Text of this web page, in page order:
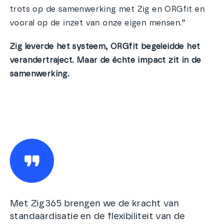
trots op de samenwerking met Zig en ORGfit en
vooral op de inzet van onze eigen mensen.”
Zig leverde het systeem, ORGfit begeleidde het
verandertraject. Maar de échte impact zit in de
samenwerking.
Met Zig365 brengen we de kracht van
standaardisatie en de flexibiliteit van de